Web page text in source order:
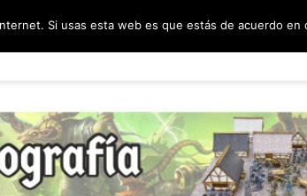
Si usas esta web es que estás de acuerdo en